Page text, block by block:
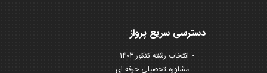
دسترسی سریع پرواز
انتخاب رشته کنکور 1403
مشاوره تحصیلی حرفه ای